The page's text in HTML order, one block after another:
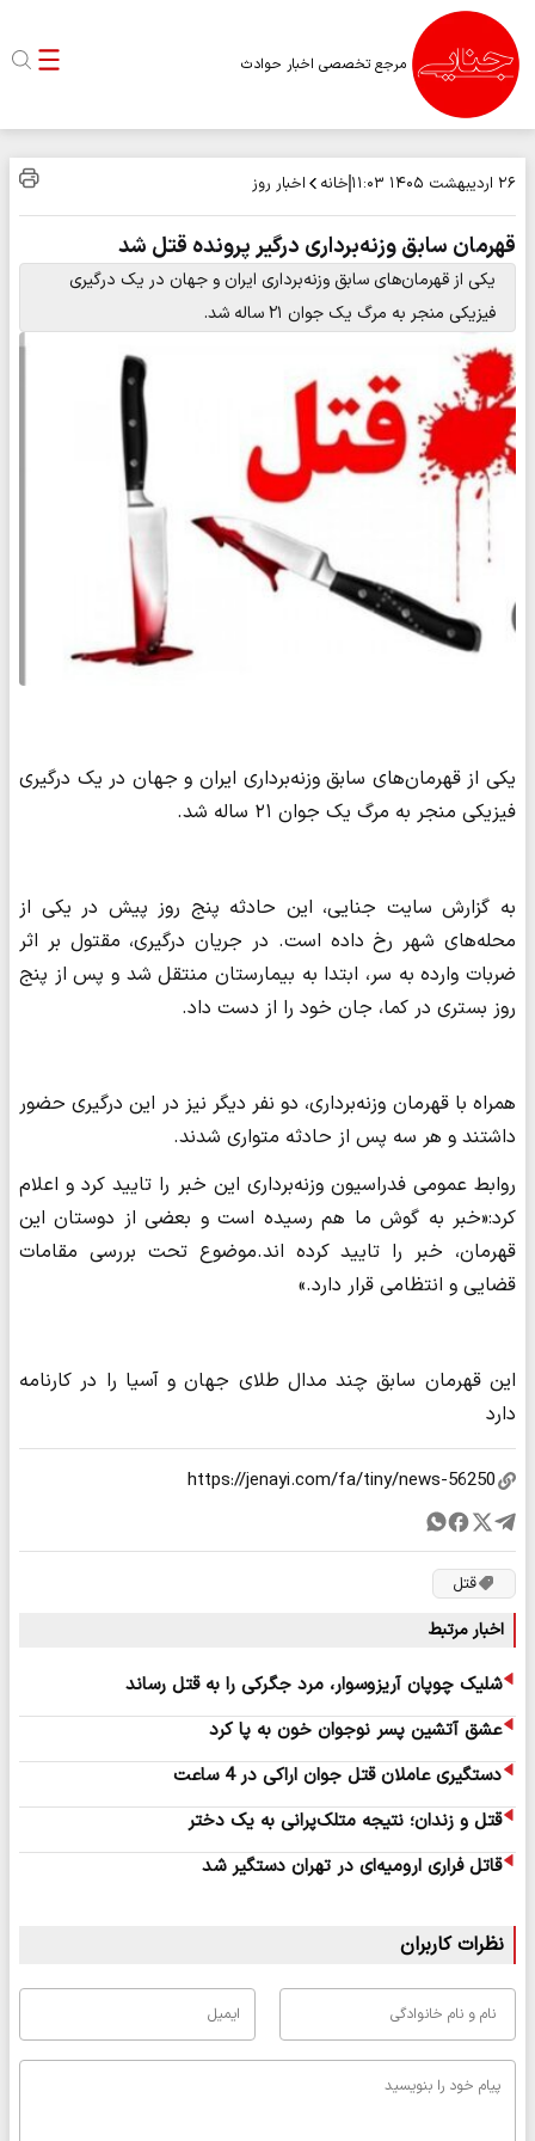
مرجع تخصصی اخبار حوادث
۲۶ اردیبهشت ۱۴۰۵ ۱۱:۰۳ خانه اخبار روز
قهرمان سابق وزنه‌برداری درگیر پرونده قتل شد
یکی از قهرمان‌های سابق وزنه‌برداری ایران و جهان در یک درگیری
فیزیکی منجر به مرگ یک جوان ۲۱ ساله شد.
یکی از قهرمان‌های سابق وزنه‌برداری ایران و جهان در یک درگیری
فیزیکی منجر به مرگ یک جوان ۲۱ ساله شد.
به گزارش‌ سایت جنایی، این حادثه پنج روز پیش در یکی از
محله‌های شهر رخ داده است. در جریان درگیری، مقتول بر اثر
ضربات وارده به سر، ابتدا به بیمارستان منتقل شد و پس از پنج
روز بستری در کما، جان خود را از دست داد.
همراه با قهرمان وزنه‌برداری، دو نفر دیگر نیز در این درگیری حضور
داشتند و هر سه پس از حادثه متواری شدند.
روابط عمومی فدراسیون وزنه‌برداری این خبر را تایید کرد و اعلام
کرد:«خبر به گوش ما هم رسیده است و بعضی از دوستان این
قهرمان، خبر را تایید کرده اند.موضوع تحت بررسی مقامات
قضایی و انتظامی قرار دارد.»
این قهرمان سابق چند مدال طلای جهان و آسیا را در کارنامه
دارد
قتل
اخبار مرتبط
شلیک چوپان آریزوسوار، مرد جگرکی را به قتل رساند
عشق آتشین پسر نوجوان خون به پا کرد
دستگیری عاملان قتل جوان اراکی در 4 ساعت
قتل و زندان؛ نتیجه متلک‌پرانی به یک دختر
قاتل فراری ارومیه‌ای در تهران دستگیر شد
نظرات کاربران